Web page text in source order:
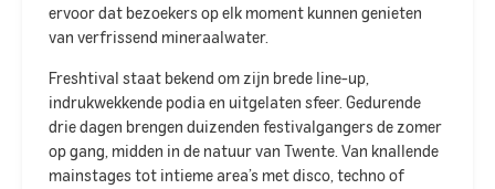
ervoor dat bezoekers op elk moment kunnen genieten
van verfrissend mineraalwater.
Freshtival staat bekend om zijn brede line-up,
indrukwekkende podia en uitgelaten sfeer. Gedurende
drie dagen brengen duizenden festivalgangers de zomer
op gang, midden in de natuur van Twente. Van knallende
mainstages tot intieme area’s met disco, techno of